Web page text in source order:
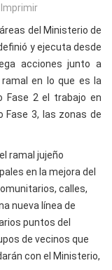
Imprimir
del Ministerio de
y ejecuta desde
acciones junto a
en lo que es la
Fase 2 el trabajo en
Fase 3, las zonas de
ramal jujeño
en la mejora del
calles,
nueva línea de
puntos del
de vecinos que
con el Ministerio,